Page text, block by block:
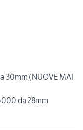
30mm (NUOVE MAI
da 28mm